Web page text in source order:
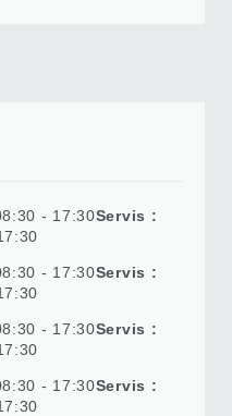
- 17:30Servis :
- 17:30Servis :
- 17:30Servis :
- 17:30Servis :